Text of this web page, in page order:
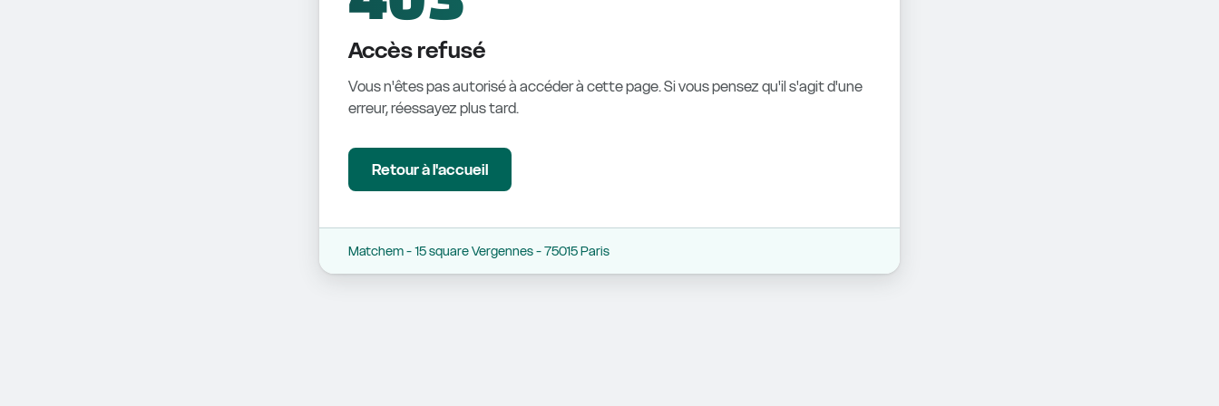
Accès refusé
Vous n'êtes pas autorisé à accéder à cette page. Si vous pensez qu'il s'agit d'une
erreur, réessayez plus tard.
Retour à l'accueil
Matchem - 15 square Vergennes - 75015 Paris